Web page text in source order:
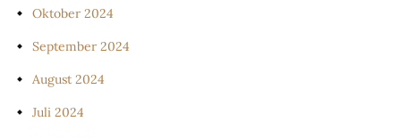
Oktober 2024
September 2024
August 2024
Juli 2024